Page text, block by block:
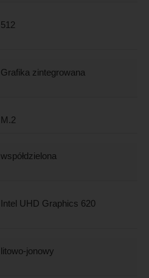
512
Grafika zintegrowana
M.2
współdzielona
Intel UHD Graphics 620
litowo-jonowy